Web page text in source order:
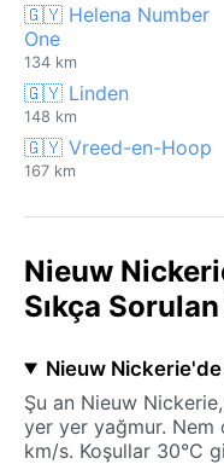
🇬🇾 Helena Number
One
134 km
🇬🇾 Linden
148 km
🇬🇾 Vreed-en-Hoop
167 km
Nieuw
Sıkça
Nieuw Nickerie'de
Şu an Nieuw
yer yer yağmur. Nem
km/s. Koşullar 30°C